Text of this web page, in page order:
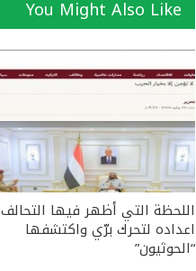
You Might Also Like
اللحظة التي أظهر فيها التحالف
اعداده لتحرك برّي واكتشفها
“الحوثيون”